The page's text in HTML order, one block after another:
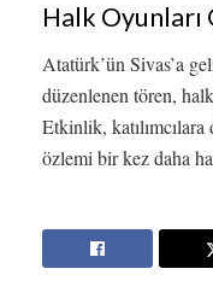
Halk Oyunları
Atatürk’ün Sivas’a
düzenlenen tören,
Etkinlik, katılımcılara
özlemi bir kez daha